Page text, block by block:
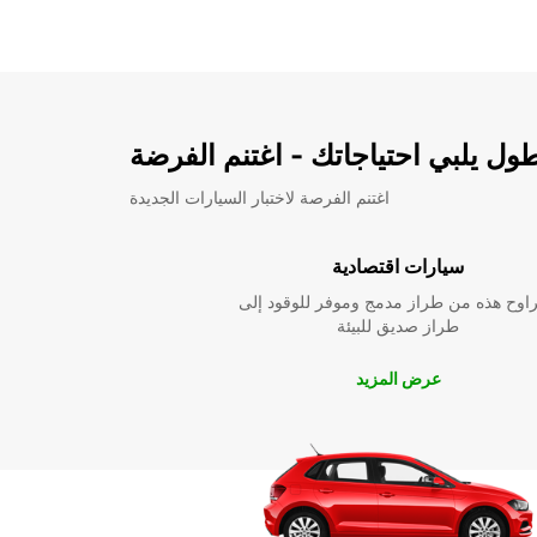
يلبي احتياجاتك - اغتنم الفرضة
اغتنم الفرصة لاختبار السيارات الجديدة
سيارات اقتصادية
هذه من طراز مدمج وموفر للوقود إلى
طراز صديق للبيئة
عرض المزيد